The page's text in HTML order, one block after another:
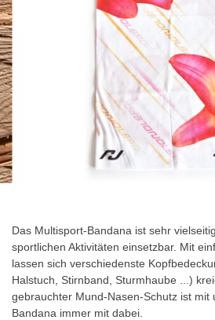
springen
Das Multisport-Bandana ist sehr
sportlichen Aktivitäten einsetzbar. Mit
lassen sich verschiedenste
Halstuch, Stirnband, Sturmhaube ...)
gebrauchter Mund-Nasen-Schutz ist mit
Bandana immer mit dabei.